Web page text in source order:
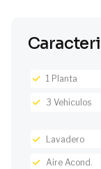
1 Planta
3 Vehiculos
Lavadero
Aire Acond.